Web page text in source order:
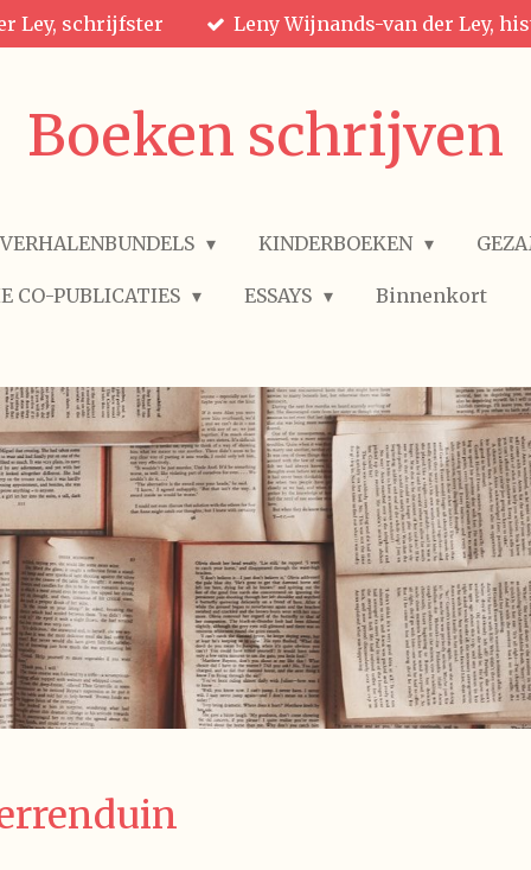
Ley, schrijfster Leny Wijnands-van der Ley,
Boeken schrijven
VERHALENBUNDELS KINDERBOEKEN
CO-PUBLICATIES ESSAYS Binnenkort